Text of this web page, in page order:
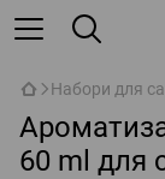
Набори для
60 ml для